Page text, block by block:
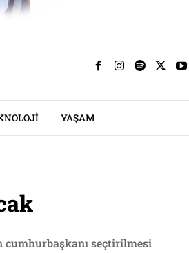
YAŞAM
cumhurbaşkanı seçtirilmesi